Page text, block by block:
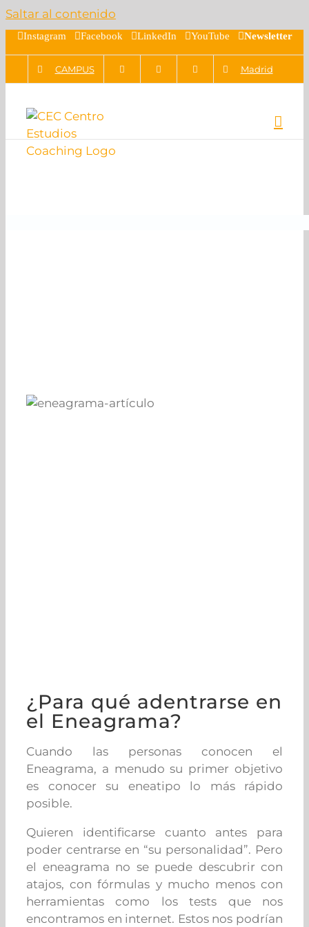
Saltar al contenido
Instagram Facebook LinkedIn YouTube Newsletter
CAMPUS Madrid
¿Para qué adentrarse en
el Eneagrama?
Cuando las personas conocen el
Eneagrama, a menudo su primer objetivo
es conocer su eneatipo lo más rápido
posible.
Quieren identificarse cuanto antes para
poder centrarse en “su personalidad”. Pero
el eneagrama no se puede descubrir con
atajos, con fórmulas y mucho menos con
herramientas como los tests que nos
encontramos en internet. Estos nos podrían